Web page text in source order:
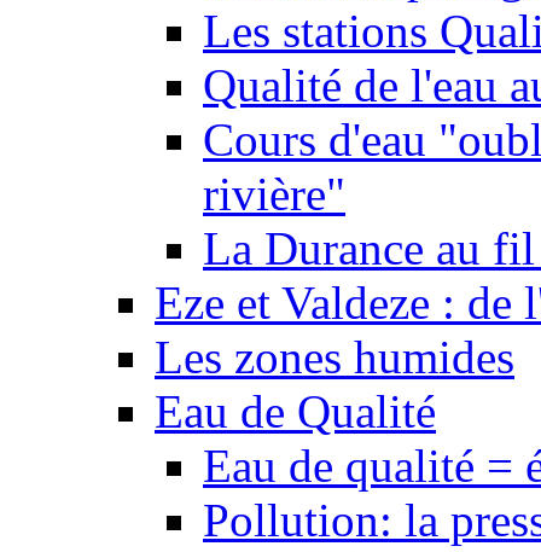
Les stations
Qualité de l'eau
Cours d'eau
rivière"
La Durance au
Eze et Valdeze : de
Les zones humides
Eau de Qualité
Eau de qualité =
Pollution: la